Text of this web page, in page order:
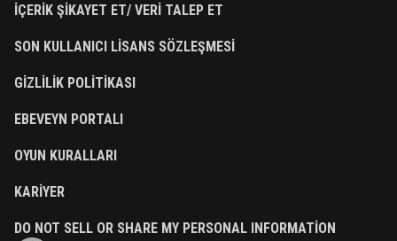
İÇERIK ŞIKAYET ET/ VERI TALEP ET
SON KULLANICI LISANS SÖZLEŞMESI
GIZLILIK POLITIKASI
EBEVEYN PORTALI
OYUN KURALLARI
KARIYER
DO NOT SELL OR SHARE MY PERSONAL INFORMATION